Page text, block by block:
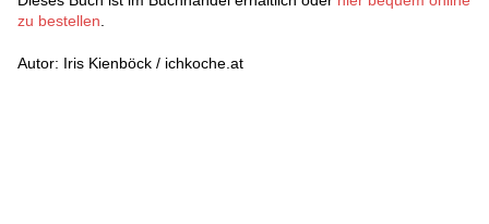
zu bestellen.
Autor: Iris Kienböck / ichkoche.at